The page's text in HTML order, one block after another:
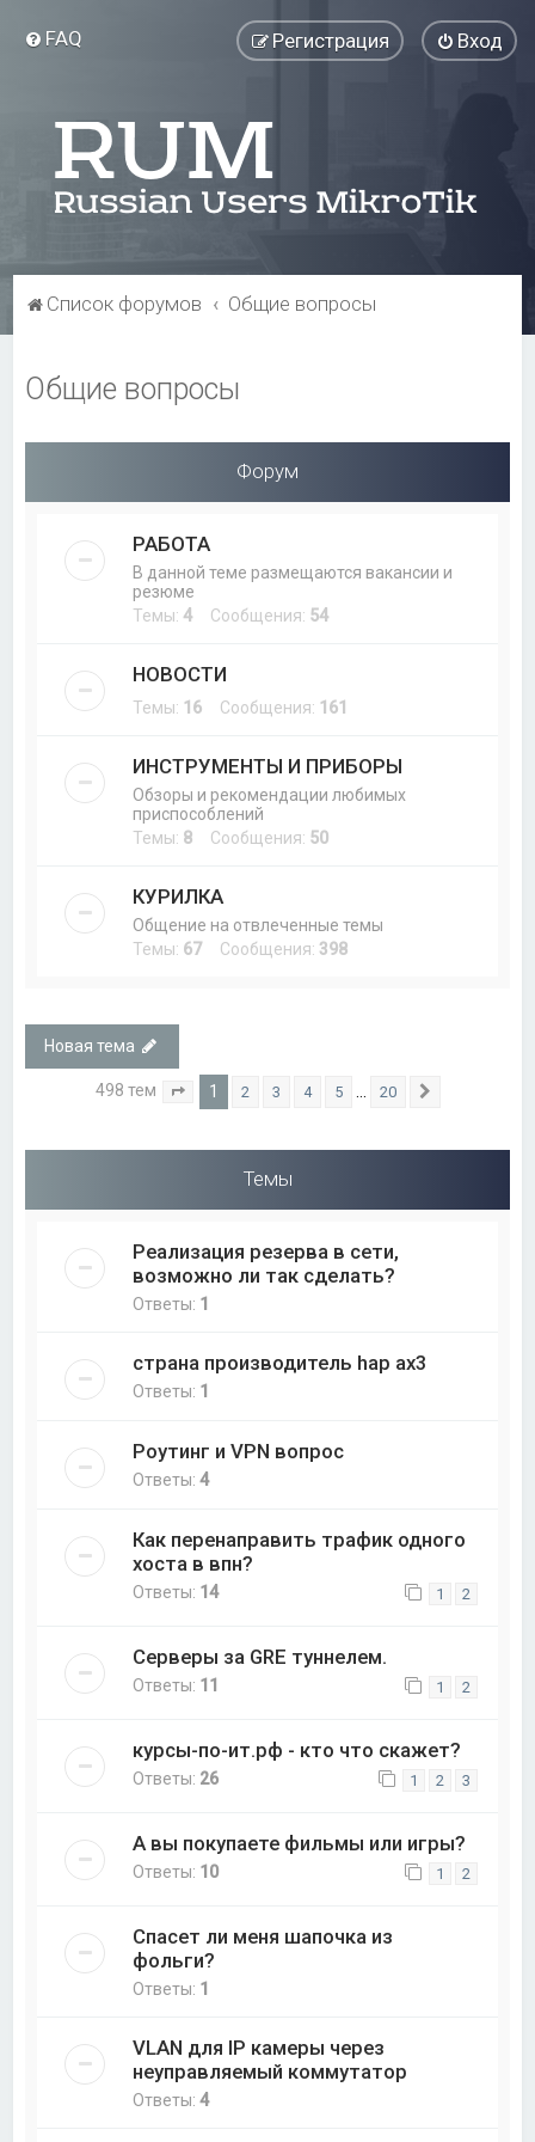
FAQ Вход
Регистрация
Список форумов Общие вопросы
Общие вопросы
Форум
РАБОТА
В данной теме размещаются вакансии и
резюме
Темы:4 Сообщения: 54
НОВОСТИ
Темы: 16 Сообщения: 161
ИНСТРУМЕНТЫ И ПРИБОРЫ
Обзоры и рекомендации любимых
приспособлений
Темы: 8 Сообщения: 50
КУРИЛКА
Общение на отвлеченные темы
Темы: 67Сообщения: 398
Новая тема
498 тем Страница из 20
1 2 3 4 5 20
Темы
Реализация резерва в сети,
возможно ли так сделать?
Ответы: 1
страна производитель hap ax3
Ответы: 1
Роутинг и VPN вопрос
Ответы:4
Как перенаправить трафик одного
хоста в впн?
Ответы: 14 1 2
Серверы за GRE туннелем.
Ответы: 11 1 2
курсы-по-ит.рф - кто что скажет?
Ответы: 26 1 2 3
А вы покупаете фильмы или игры?
Ответы: 10 1 2
Спасет ли меня шапочка из
фольги?
Ответы: 1
VLAN для IP камеры через
неуправляемый коммутатор
Ответы:4